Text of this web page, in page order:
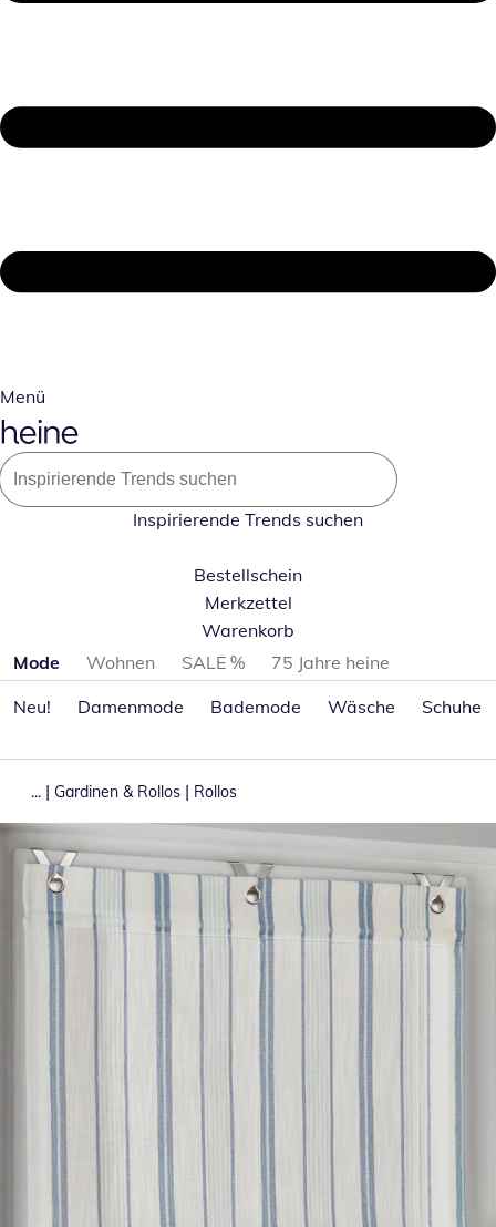
Menü
Inspirierende Trends suchen
Bestellschein
Merkzettel
Warenkorb
Produktkategorien überspringen
Mode Wohnen SALE %
75 Jahre heine
Neu!
Damenmode Bademode Wäsche Schuhe
... | Gardinen & Rollos | Rollos